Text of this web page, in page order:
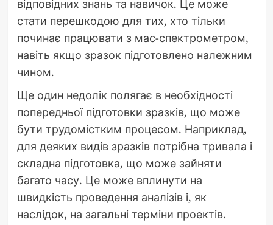
відповідних знань та навичок. Це може
стати перешкодою для тих, хто тільки
починає працювати з мас-спектрометром,
навіть якщо зразок підготовлено належним
чином.
Ще один недолік полягає в необхідності
попередньої підготовки зразків, що може
бути трудомістким процесом. Наприклад,
для деяких видів зразків потрібна тривала і
складна підготовка, що може зайняти
багато часу. Це може вплинути на
швидкість проведення аналізів і, як
наслідок, на загальні терміни проектів.